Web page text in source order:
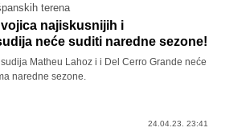
terena
najiskusnijih i
neće suditi naredne sezone!
Matheu Lahoz i i Del Cerro Grande neće
naredne sezone.
24.04.23. 23:41